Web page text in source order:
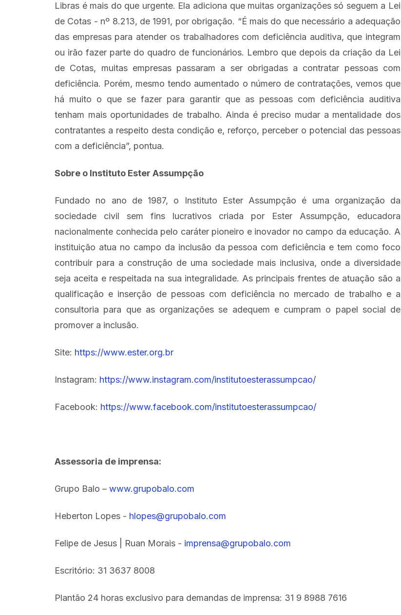
Libras é mais do que urgente. Ela adiciona que muitas organizações só seguem a Lei
de Cotas - nº 8.213, de 1991, por obrigação. “É mais do que necessário a adequação
das empresas para atender os trabalhadores com deficiência auditiva, que integram
ou irão fazer parte do quadro de funcionários. Lembro que depois da criação da Lei
de Cotas, muitas empresas passaram a ser obrigadas a contratar pessoas com
deficiência. Porém, mesmo tendo aumentado o número de contratações, vemos que
há muito o que se fazer para garantir que as pessoas com deficiência auditiva
tenham mais oportunidades de trabalho. Ainda é preciso mudar a mentalidade dos
contratantes a respeito desta condição e, reforço, perceber o potencial das pessoas
com a deficiência”, pontua.
Sobre o Instituto Ester Assumpção
Fundado no ano de 1987, o Instituto Ester Assumpção é uma organização da
sociedade civil sem fins lucrativos criada por Ester Assumpção, educadora
nacionalmente conhecida pelo caráter pioneiro e inovador no campo da educação. A
instituição atua no campo da inclusão da pessoa com deficiência e tem como foco
contribuir para a construção de uma sociedade mais inclusiva, onde a diversidade
seja aceita e respeitada na sua integralidade. As principais frentes de atuação são a
qualificação e inserção de pessoas com deficiência no mercado de trabalho e a
consultoria para que as organizações se adequem e cumpram o papel social de
promover a inclusão.
Site: https://www.ester.org.br
Instagram: https://www.instagram.com/institutoesterassumpcao/
Facebook: https://www.facebook.com/institutoesterassumpcao/
Assessoria de imprensa:
Grupo Balo – www.grupobalo.com
Heberton Lopes - hlopes@grupobalo.com
Felipe de Jesus | Ruan Morais - imprensa@grupobalo.com
Escritório: 31 3637 8008
Plantão 24 horas exclusivo para demandas de imprensa: 31 9 8988 7616